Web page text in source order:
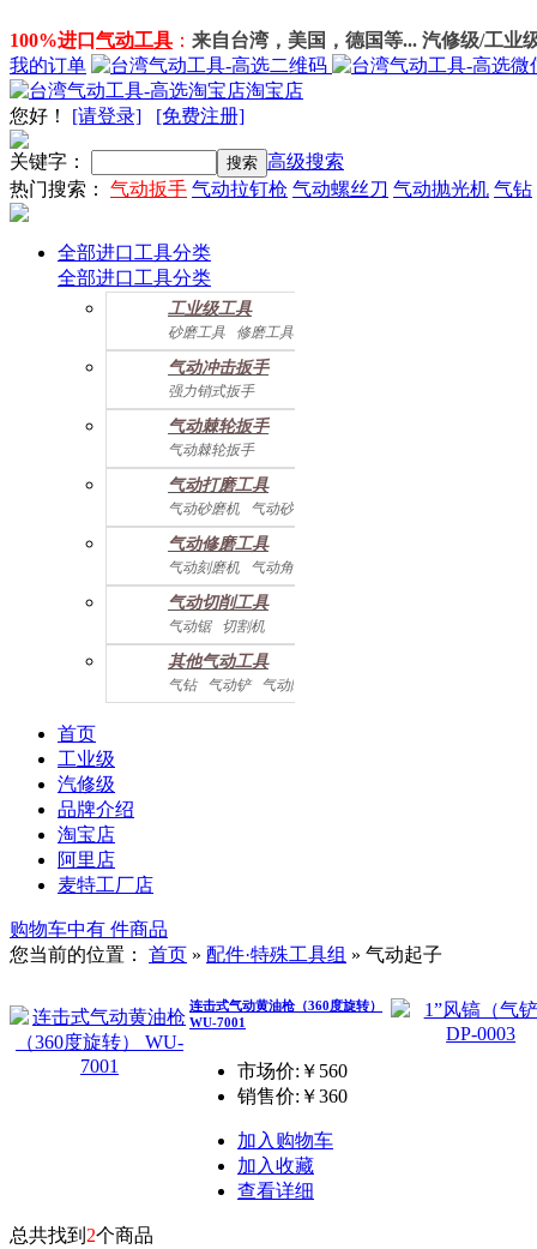
100%进口 气动工具 ： 来自台湾，美国，德国等... 汽修级/工业
我的订单
淘宝店
您好 ！ [请登录] [免费注册]
关键字：
高级搜索
热门搜索： 气动扳手 气动拉钉枪 气动螺丝刀 气动抛光机 气钻
全部进口工具分类
全部进口工具分类
工业级工具
砂磨工具
修磨工具
建筑工具 气动螺丝起子
气动配件
气动冲击扳手
强力销式扳手
双鎚打式扳手
双环锤打式扳手
强力冲击扳手
迷你冲击扳手
直角式冲击扭力扳手
气动棘轮扳手
气动棘轮扳手
迷你棘轮扳手
气动打磨工具
气动砂磨机
气动砂带机
气动抛光机 胎磨/除胶机
气动修磨工具
气动刻磨机 气动角磨机
气动切削工具
气动锯 切割机
气动曲线剪
其他气动工具
气钻 气动铲 气动除锈机
气动拉钉机 气动喷漆枪
首页
工业级
汽修级
品牌介绍
淘宝店
阿里店
麦特工厂店
购物车中有 件商品
您当前的位置： 首页 » 配件·特殊工具组 » 气动起子
连击式气动黄油枪（360度旋转）
WU-7001
市场价:￥560
销售价: ￥360
加入购物车
加入收藏
查看详细
总共找到 2个商品